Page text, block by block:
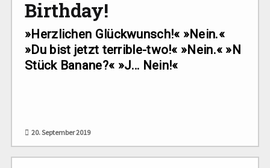
Birthday!
»Herzlichen Glückwunsch!« »Nein.«
»Du bist jetzt terrible-two!« »Nein.« »N
Stück Banane?« »J… Nein!«
20. September 2019